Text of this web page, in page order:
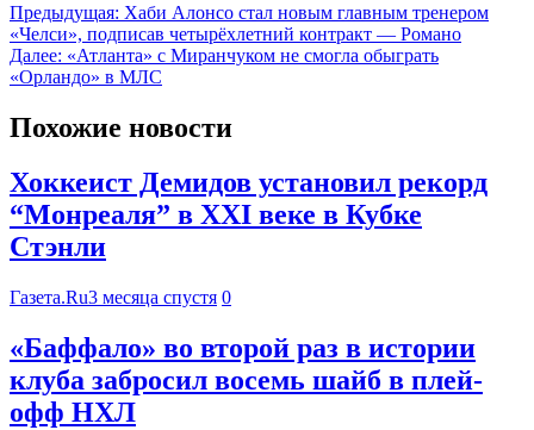
Предыдущая: Хаби Алонсо стал новым главным тренером
«Челси», подписав четырёхлетний контракт — Романо
Далее: «Атланта» с Миранчуком не смогла обыграть
«Орландо» в МЛС
Похожие новости
Хоккеист Демидов установил рекорд
“Монреаля” в XXI веке в Кубке
Стэнли
Газета.Ru3 месяца спустя 0
«Баффало» во второй раз в истории
клуба забросил восемь шайб в плей-
офф НХЛ